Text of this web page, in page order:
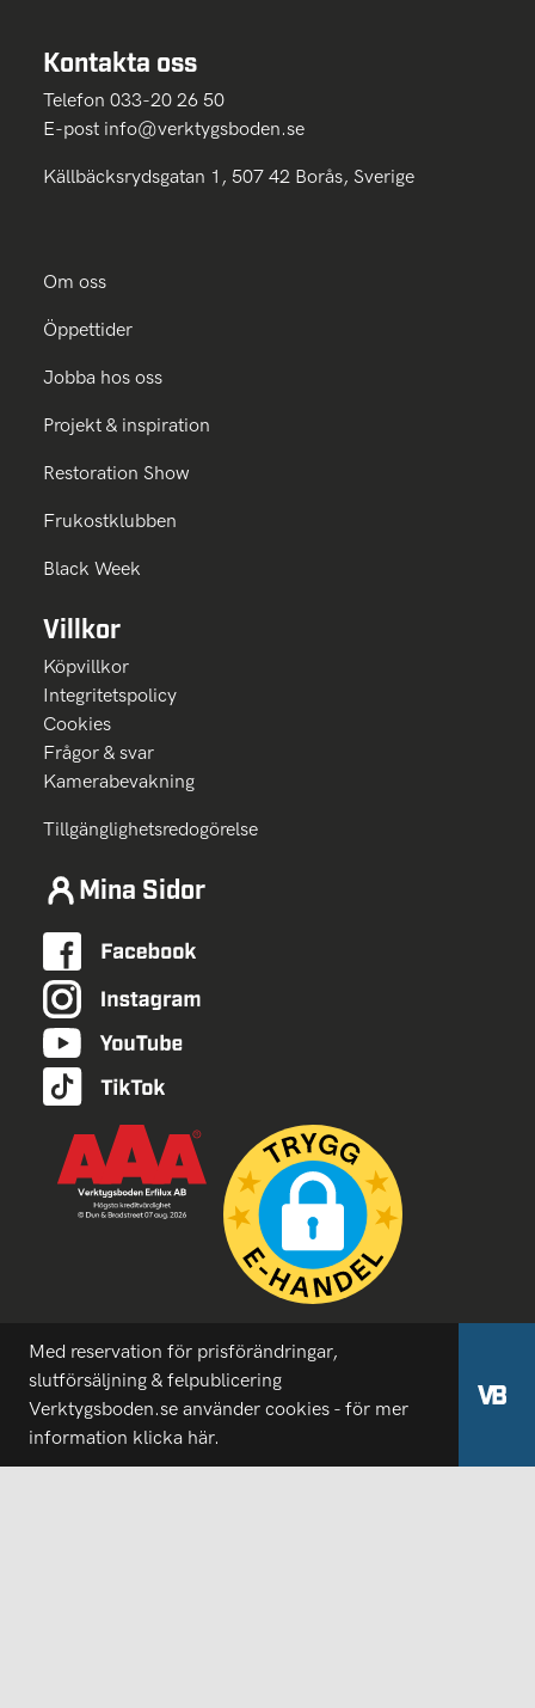
Kontakta oss
Telefon 033-20 26 50
E-post info@verktygsboden.se
Källbäcksrydsgatan 1, 507 42 Borås, Sverige
Om oss
Öppettider
Jobba hos oss
Projekt & inspiration
Restoration Show
Frukostklubben
Black Week
Villkor
Köpvillkor
Integritetspolicy
Cookies
Frågor & svar
Kamerabevakning
Tillgänglighetsredogörelse
Mina Sidor
Med reservation för prisförändringar,
slutförsäljning & felpublicering
Verktygsboden.se använder cookies - för mer
information klicka här.